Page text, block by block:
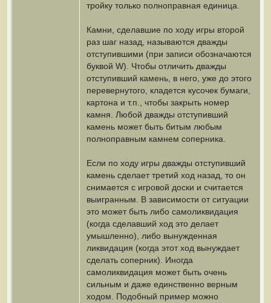
тройку только полноправная единица.
Камни, сделавшие по ходу игры второй
раз шаг назад, называются дважды
отступившими (при записи обозначаются
буквой W). Чтобы отличить дважды
отступивший камень, в него, уже до этого
перевернутого, кладется кусочек бумаги,
картона и т.п., чтобы закрыть номер
камня. Любой дважды отступивший
камень может быть битым любым
полноправным камнем соперника.
Если по ходу игры дважды отступивший
камень сделает третий ход назад, то он
снимается с игровой доски и считается
выигранным. В зависимости от ситуации
это может быть либо самоликвидация
(когда сделавший ход это делает
умышленно), либо вынужденная
ликвидация (когда этот ход вынуждает
сделать соперник). Иногда
самоликвидация может быть очень
сильным и даже единственно верным
ходом. Подобный пример можно